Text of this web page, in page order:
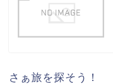
さぁ旅を探そう！